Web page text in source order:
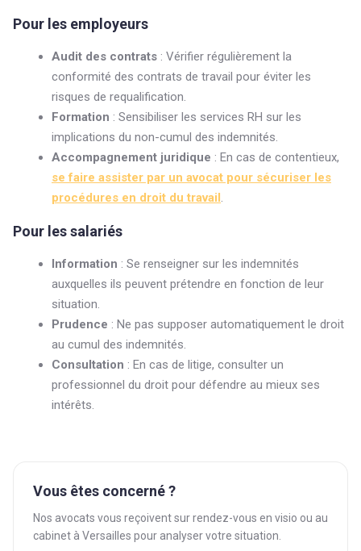
Pour les employeurs
Audit des contrats : Vérifier régulièrement la
conformité des contrats de travail pour éviter les
risques de requalification.
Formation : Sensibiliser les services RH sur les
implications du non-cumul des indemnités.
Accompagnement juridique : En cas de contentieux,
se faire assister par un avocat pour sécuriser les
procédures en droit du travail.
Pour les salariés
Information : Se renseigner sur les indemnités
auxquelles ils peuvent prétendre en fonction de leur
situation.
Prudence : Ne pas supposer automatiquement le droit
au cumul des indemnités.
Consultation : En cas de litige, consulter un
professionnel du droit pour défendre au mieux ses
intérêts.
Vous êtes concerné ?
Nos avocats vous reçoivent sur rendez-vous en visio ou au
cabinet à Versailles pour analyser votre situation.